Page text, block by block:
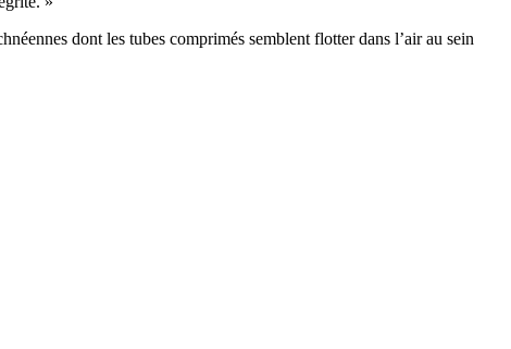
dont les tubes comprimés semblent flotter dans l’air au sein